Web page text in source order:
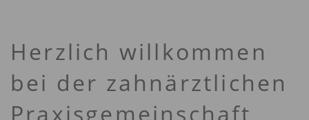
Herzlich willkommen
bei der zahnärztlichen
Praxisgemeinschaft